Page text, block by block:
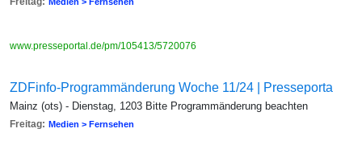
www.presseportal.de/pm/105413/5720076
ZDFinfo-Programmänderung Woche 11/24 | Presseporta
Mainz (ots) - Dienstag, 1203 Bitte Programmänderung beachten
Freitag: Medien > Fernsehen